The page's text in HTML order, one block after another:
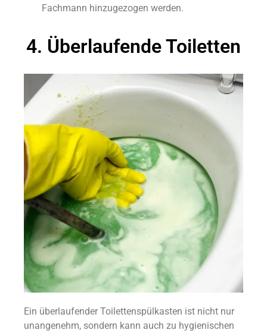
Fachmann hinzugezogen werden.
4. Überlaufende Toiletten
Ein überlaufender Toilettenspülkasten ist nicht nur
unangenehm, sondern kann auch zu hygienischen